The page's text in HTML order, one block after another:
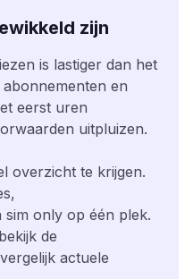
zijn
is lastiger dan het
en
eerst uren
uitpluizen.
overzicht te krijgen.
only op één plek.
de
actuele